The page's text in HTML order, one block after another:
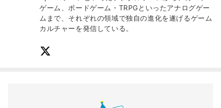
ゲーム、ボードゲーム・TRPGといったアナログゲー
ムまで、それぞれの領域で独自の進化を遂げるゲーム
カルチャーを発信している。